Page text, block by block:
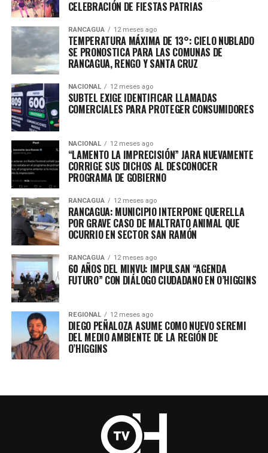
CELEBRACIÓN DE FIESTAS PATRIAS
RANCAGUA 12 meses ago
TEMPERATURA MÁXIMA DE 13°: CIELO NUBLADO
SE PRONOSTICA PARA LAS COMUNAS DE
RANCAGUA, RENGO Y SANTA CRUZ
NACIONAL 12 meses ago
SUBTEL EXIGE IDENTIFICAR LLAMADAS
COMERCIALES PARA PROTEGER CONSUMIDORES
NACIONAL 12 meses ago
“LAMENTO LA IMPRECISIÓN” JARA NUEVAMENTE
CORRIGE SUS DICHOS AL DESCONOCER
PROGRAMA DE GOBIERNO
RANCAGUA 12 meses ago
RANCAGUA: MUNICIPIO INTERPONE QUERELLA
POR GRAVE CASO DE MALTRATO ANIMAL QUE
OCURRIO EN SECTOR SAN RAMÓN
RANCAGUA 12 meses ago
60 AÑOS DEL MINVU: IMPULSAN “AGENDA
FUTURO” CON DIÁLOGO CIUDADANO EN O’HIGGINS
REGIONAL 12 meses ago
DIEGO PEÑALOZA ASUME COMO NUEVO SEREMI
DEL MEDIO AMBIENTE DE LA REGIÓN DE
O’HIGGINS